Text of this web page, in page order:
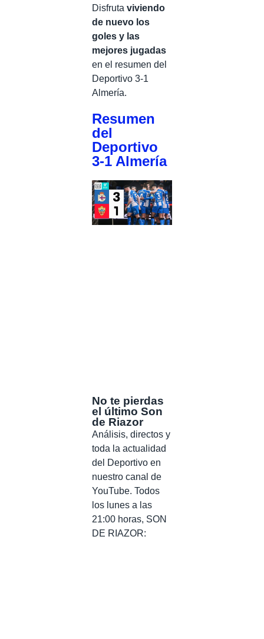
Disfruta viviendo
de nuevo los
goles y las
mejores jugadas
en el resumen del
Deportivo 3-1
Almería.
Resumen
del
Deportivo
3-1 Almería
No te pierdas
el último Son
de Riazor
Análisis, directos y
toda la actualidad
del Deportivo en
nuestro canal de
YouTube. Todos
los lunes a las
21:00 horas, SON
DE RIAZOR: